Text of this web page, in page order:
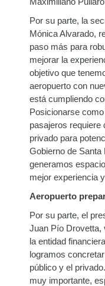
Por su parte, la
Mónica Alvarado,
paso más para
mejorar la
objetivo que
aeropuerto con
está cumpliendo
Posicionarse
pasajeros requiere
privado para
Gobierno de
generamos
mejor experiencia
Aeropuerto
Por su parte, el
Juan Pío Drovetta,
la entidad
logramos
público y el
muy importante,